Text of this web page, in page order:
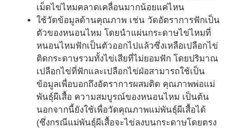
เม็ดไข่ไหมคลาดเคลื่อนมากน้อยแค่ไหน
ใช้วัดข้อมูลด้านคุณภาพ เช่น วัดอัตราการฟักเป็น
ตัวของหนอนไหม โดยนำแผ่นกระดาษไข่ไหมที่
หนอนไหมฟักเป็นตัวออกไปแล้วซึ่งเหลือเปลือกไข่
ติดกระดาษรวมทั้งไข่เสียที่ไม่ยอมฟัก โดยปริมาณ
เปลือกไข่ที่ฟักและเปลือกไข่ฝ่อสามารถใช้เป็น
ข้อมูลเพื่อบอกถึงอัตราการผสมติด คุณภาพพ่อแม่
พันธุ์ผีเสื้อ ความสมบูรณ์ของหนอนไหม เป็นต้น
นอกจากนี้ยังใช้เพื่อวัดคุณภาพแม่พันธุ์ผีเสื้อได้
(ซึ่งกรณีแม่พันธุ์ผีเสื้อจะไข่ลงบนกระดาษโดยตรง